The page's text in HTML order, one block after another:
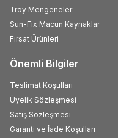
Troy Mengeneler
Sun-Fix Macun Kaynaklar
Fırsat Ürünleri
Önemli Bilgiler
Teslimat Koşulları
Üyelik Sözleşmesi
Satış Sözleşmesi
Garanti ve İade Koşulları